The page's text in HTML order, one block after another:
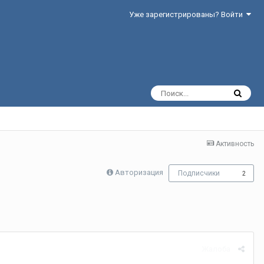
Уже зарегистрированы? Войти
Активность
Авторизация Подписчики 2